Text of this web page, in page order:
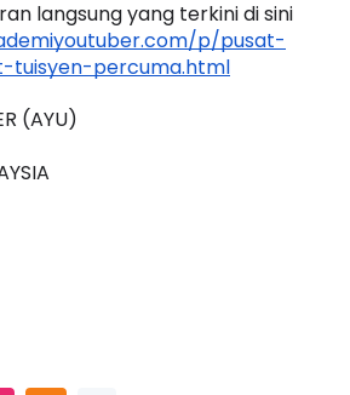
langsung yang terkini di sini
p/pusat-
tuisyen-percuma.html
(AYU)